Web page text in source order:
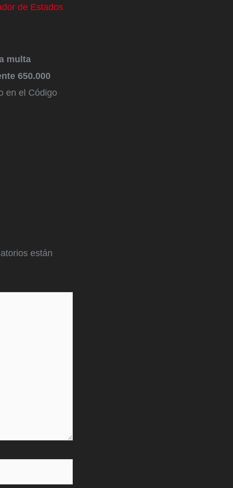
de Estados
multa
650.000
en el Código
están